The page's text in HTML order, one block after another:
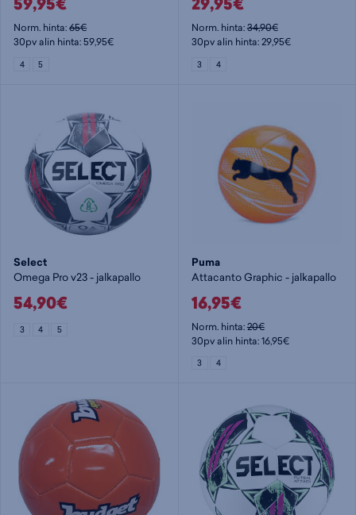
Norm. hinta:65€
30pv alin hinta: 59,95€
4 5
Norm. hinta:34,90€
30pv alin hinta: 29,95€
3 4
Select
Omega Pro v23 - jalkapallo
54,90€
3 4 5
Puma
Attacanto Graphic - jalkapallo
16,95€
Norm. hinta:20€
30pv alin hinta: 16,95€
3 4